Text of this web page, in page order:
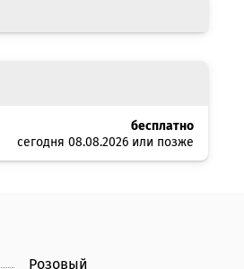
бесплатно
сегодня 08.08.2026 или позже
Розовый